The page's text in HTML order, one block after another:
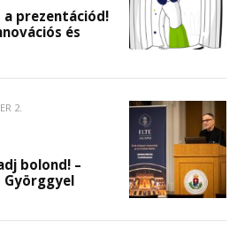
prezentációd!
és
2.
bolond! –
Györggyel